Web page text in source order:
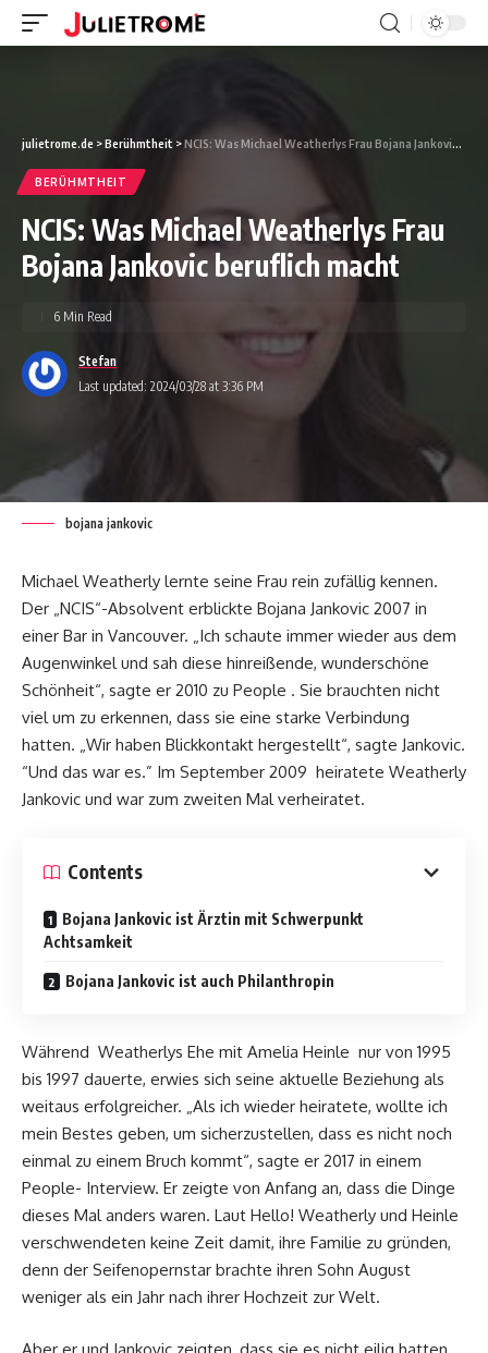
julietrome.de >Berühmtheit >NCIS: Was Michael Weatherlys Frau Bojana Jankovic beruflich macht
BERÜHMTHEIT
NCIS: Was Michael Weatherlys Frau
Bojana Jankovic beruflich macht
Last updated: 2024/03/28 at 3:36 PM
Stefan
6 Min Read
bojana jankovic
Michael Weatherly lernte seine Frau rein zufällig kennen.
Der „NCIS“-Absolvent erblickte Bojana Jankovic 2007 in
einer Bar in Vancouver. „Ich schaute immer wieder aus dem
Augenwinkel und sah diese hinreißende, wunderschöne
Schönheit“, sagte er 2010 zu People . Sie brauchten nicht
viel um zu erkennen, dass sie eine starke Verbindung
hatten. „Wir haben Blickkontakt hergestellt“, sagte Jankovic.
“Und das war es.” Im September 2009 heiratete Weatherly
Jankovic und war zum zweiten Mal verheiratet.
Contents
Bojana Jankovic ist Ärztin mit Schwerpunkt
Achtsamkeit
Bojana Jankovic ist auch Philanthropin
Während Weatherlys Ehe mit Amelia Heinle nur von 1995
bis 1997 dauerte, erwies sich seine aktuelle Beziehung als
weitaus erfolgreicher. „Als ich wieder heiratete, wollte ich
mein Bestes geben, um sicherzustellen, dass es nicht noch
einmal zu einem Bruch kommt“, sagte er 2017 in einem
People- Interview. Er zeigte von Anfang an, dass die Dinge
dieses Mal anders waren. Laut Hello! Weatherly und Heinle
verschwendeten keine Zeit damit, ihre Familie zu gründen,
denn der Seifenopernstar brachte ihren Sohn August
weniger als ein Jahr nach ihrer Hochzeit zur Welt.
Aber er und Jankovic zeigten, dass sie es nicht eilig hatten.